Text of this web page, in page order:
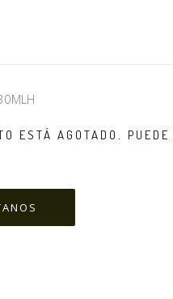
ESTÁ AGOTADO.